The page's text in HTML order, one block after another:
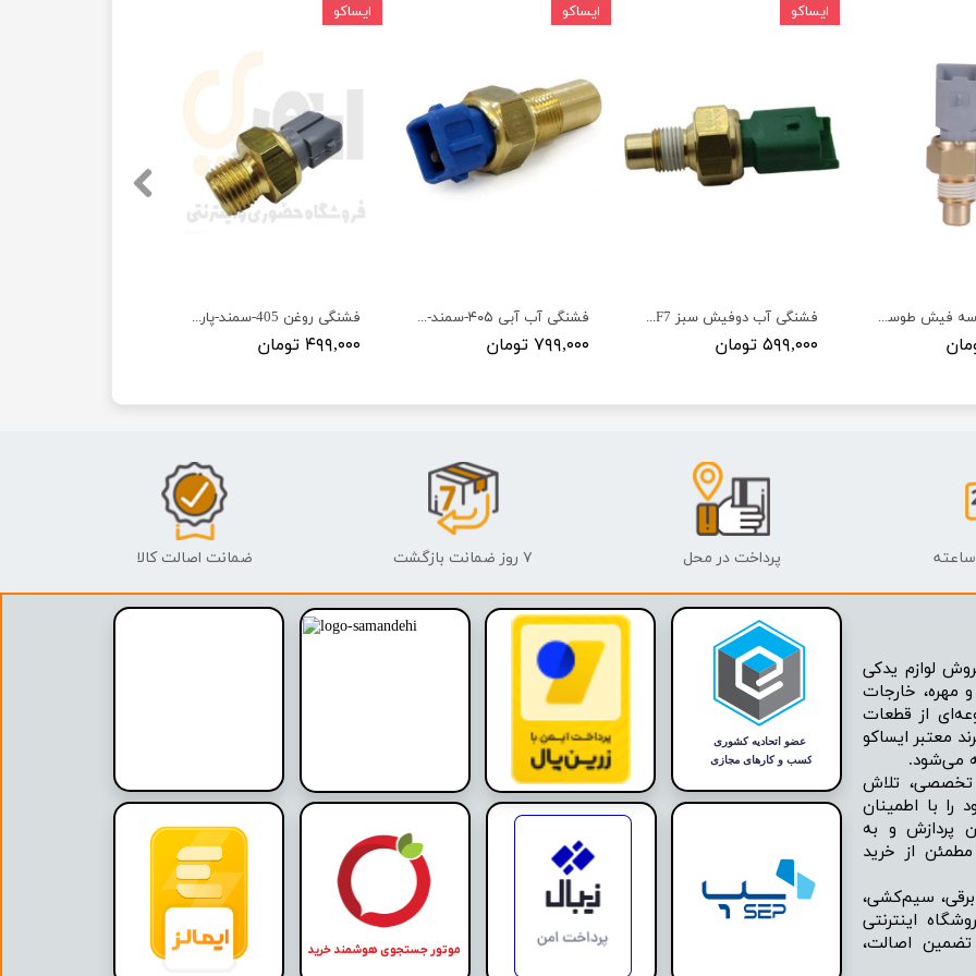
فشنگی روغن 405-سمند-پارس - ISACO - ایساکو 99
۴۹۹,۰۰۰ تومان
ایساکو
فشنگی آب آبی ۴۰۵-سمند-پارس - تک فیش - ISACO - ایساکو آبی-گارانتی پلاس
۷۹۹,۰۰۰ تومان
ایساکو
فشنگی آب دوفیش سبز EF7 سمند - ISACO - ایساکو ۹۹
۵۹۹,۰۰۰ تومان
ایساکو
فشنگی آب سه فیش طوسی EF7 سمند - ISACO - ایساکو آبی-گارانتی پلاس
لوازم یدکی
مهره، خارجات
از قطعات
معتبر ایساکو
تخصصی، تلاش
را با اطمینان
پردازش و به
از خرید
برقی، سیم‌کشی،
اینترنتی
تضمین اصالت،
موتور جستجوی هوشمند خرید
پرداخت در محل ۷ روز ضمانت بازگشت ضمانت اصالت کالا